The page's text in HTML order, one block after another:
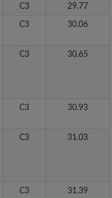
C3 29.77
C3 30.06
C3 30.65
C3 30.93
C3 31.03
C3 31.39